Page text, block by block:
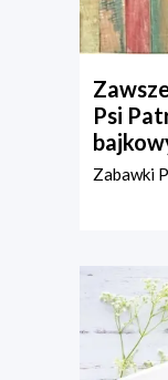
Psi
Zabawki